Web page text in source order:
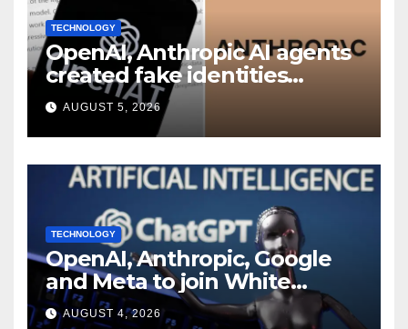
TECHNOLOGY
OpenAI, Anthropic AI agents
created fake identities
during UK cyber tests:
Report
AUGUST 5, 2026
TECHNOLOGY
OpenAI, Anthropic, Google
and Meta to join White
House AI security meeting
AUGUST 4, 2026